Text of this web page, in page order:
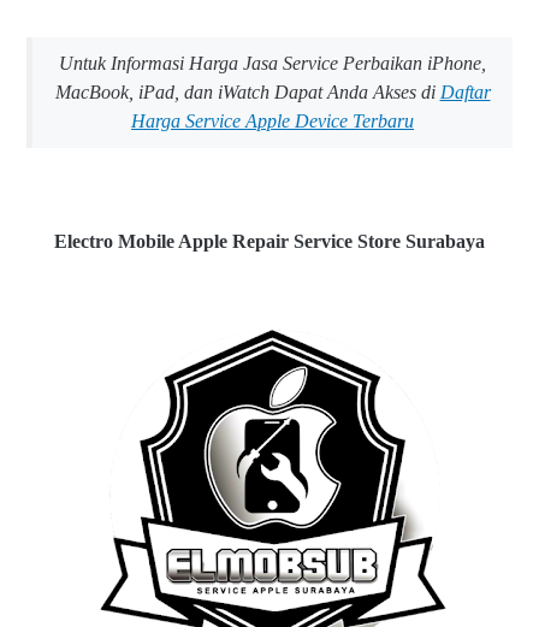
Untuk Informasi Harga Jasa Service Perbaikan iPhone,
MacBook, iPad, dan iWatch Dapat Anda Akses di Daftar
Harga Service Apple Device Terbaru
Electro Mobile Apple Repair Service Store Surabaya